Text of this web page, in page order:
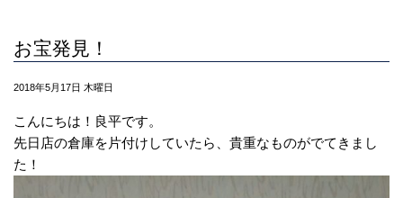
お宝発見！
2018年5月17日 木曜日
こんにちは！良平です。
先日店の倉庫を片付けしていたら、貴重なものがでてきまし
た！